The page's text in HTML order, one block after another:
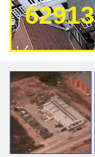
62913